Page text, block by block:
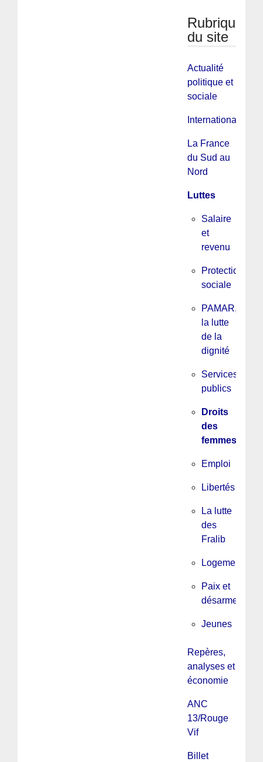
Rubriques
du site
Actualité
politique et
sociale
International
La France
du Sud au
Nord
Luttes
Salaire
et
revenu
Protection
sociale
PAMAR,
la lutte
de la
dignité
Services
publics
Droits
des
femmes
Emploi
Libertés
La lutte
des
Fralib
Logement
Paix et
désarmement
Jeunes
Repères,
analyses et
économie
ANC
13/Rouge
Vif
Billet